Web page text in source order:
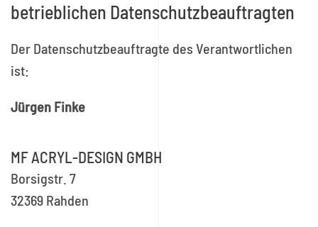
betrieblichen Datenschutzbeauftragten
Der Datenschutzbeauftragte des Verantwortlichen
ist:
Jürgen Finke
MF ACRYL-DESIGN GMBH
Borsigstr. 7
32369 Rahden